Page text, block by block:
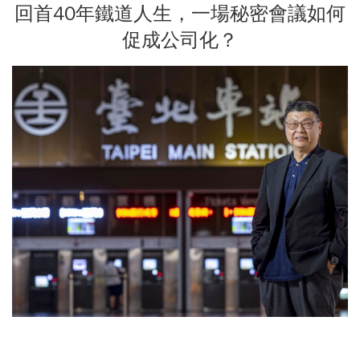
回首40年鐵道人生，一場秘密會議如何
促成公司化？